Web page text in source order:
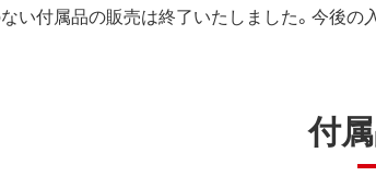
い付属品の販売は終了いたしました。今後の
付